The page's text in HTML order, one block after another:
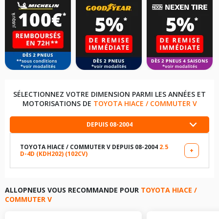
SÉLECTIONNEZ VOTRE DIMENSION PARMI LES ANNÉES ET
MOTORISATIONS DE TOYOTA HIACE / COMMUTER V
DEPUIS 08-2004
TOYOTA HIACE / COMMUTER V DEPUIS 08-2004 2.5
D-4D (KDH202) (102CV)
+
ALLOPNEUS VOUS RECOMMANDE POUR TOYOTA HIACE /
COMMUTER V